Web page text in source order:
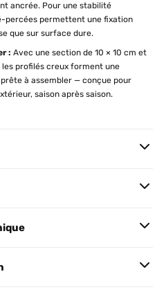
ancrée. Pour une stabilité
percées permettent une fixation
que sur surface dure.
: Avec une section de 10 × 10 cm et
les profilés creux forment une
à assembler — conçue pour
saison après saison.